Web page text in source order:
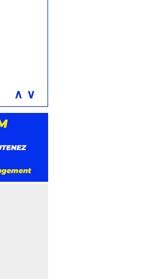
∧ ∨